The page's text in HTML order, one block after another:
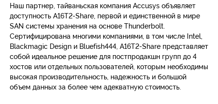
Наш партнер, тайваньская компания Accusys объявляет
доступность A16T2-Share, первой и единственной в мире
SAN системы хранения на основе Thunderbolt.
Сертифицирована многими компаниями, в том числе Intel,
Blackmagic Design и Bluefish444, A16T2-Share представляет
собой идеальное решение для постпродакшн групп до 4
хостов или отдельных пользователей, которым необходимы
высокая производительность, надежность и большой
объем данных за более чем адекватную стоимость.